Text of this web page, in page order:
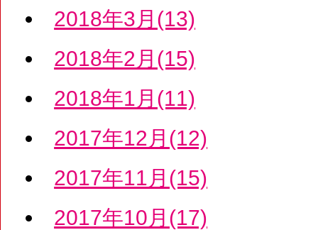
2018年3月(13)
2018年2月(15)
2018年1月(11)
2017年12月(12)
2017年11月(15)
2017年10月(17)